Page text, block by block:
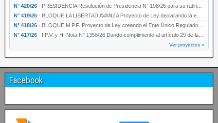
N° 420/26 · PRESIDENCIA Resolución de Presidencia N° 198/26 para su ratificación.
N° 419/26 · BLOQUE LA LIBERTAD AVANZA Proyecto de Ley declarando la esencialidad del servicio educativ…
N° 418/26 · BLOQUE M.P.F. Proyecto de Ley creando el Ente Único Regulador de servicios públicos de la …
N° 417/26 · I.P.V. y H. Nota N° 1358/26 Dando cumplimiento al artículo 29 de la Ley provincial N° 1399…
Ver proyectos »
Facebook